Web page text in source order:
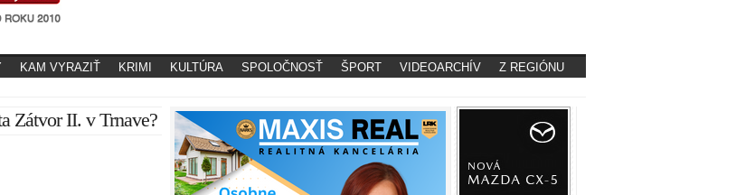
KAM VYRAZIŤ KRIMI KULTÚRA SPOLOČNOSŤ ŠPORT VIDEOARCHÍV Z REGIÓNU
Zátvor II. v Trnave?